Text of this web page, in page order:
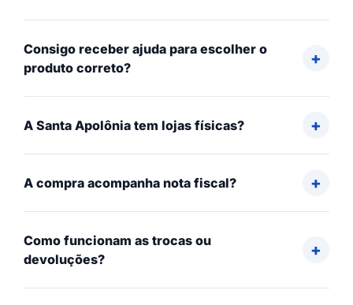
Consigo receber ajuda para escolher o
produto correto?
A Santa Apolônia tem lojas físicas?
A compra acompanha nota fiscal?
Como funcionam as trocas ou
devoluções?